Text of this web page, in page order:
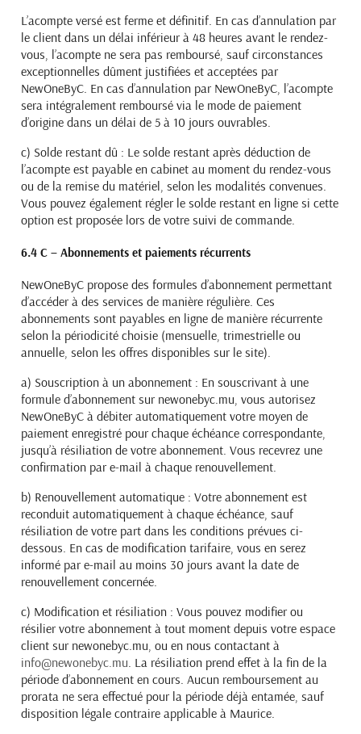
L’acompte versé est ferme et définitif. En cas d’annulation par
le client dans un délai inférieur à 48 heures avant le rendez-
vous, l’acompte ne sera pas remboursé, sauf circonstances
exceptionnelles dûment justifiées et acceptées par
NewOneByC. En cas d’annulation par NewOneByC, l’acompte
sera intégralement remboursé via le mode de paiement
d’origine dans un délai de 5 à 10 jours ouvrables.
c) Solde restant dû : Le solde restant après déduction de
l’acompte est payable en cabinet au moment du rendez-vous
ou de la remise du matériel, selon les modalités convenues.
Vous pouvez également régler le solde restant en ligne si cette
option est proposée lors de votre suivi de commande.
6.4 C – Abonnements et paiements récurrents
NewOneByC propose des formules d’abonnement permettant
d’accéder à des services de manière régulière. Ces
abonnements sont payables en ligne de manière récurrente
selon la périodicité choisie (mensuelle, trimestrielle ou
annuelle, selon les offres disponibles sur le site).
a) Souscription à un abonnement : En souscrivant à une
formule d’abonnement sur newonebyc.mu, vous autorisez
NewOneByC à débiter automatiquement votre moyen de
paiement enregistré pour chaque échéance correspondante,
jusqu’à résiliation de votre abonnement. Vous recevrez une
confirmation par e-mail à chaque renouvellement.
b) Renouvellement automatique : Votre abonnement est
reconduit automatiquement à chaque échéance, sauf
résiliation de votre part dans les conditions prévues ci-
dessous. En cas de modification tarifaire, vous en serez
informé par e-mail au moins 30 jours avant la date de
renouvellement concernée.
c) Modification et résiliation : Vous pouvez modifier ou
résilier votre abonnement à tout moment depuis votre espace
client sur newonebyc.mu, ou en nous contactant à
info@newonebyc.mu. La résiliation prend effet à la fin de la
période d’abonnement en cours. Aucun remboursement au
prorata ne sera effectué pour la période déjà entamée, sauf
disposition légale contraire applicable à Maurice.